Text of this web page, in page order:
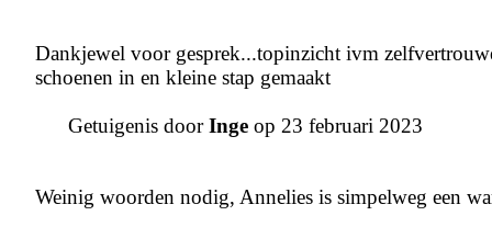
Dankjewel voor gesprek...topinzicht ivm
schoenen in en kleine stap gemaakt
Getuigenis doorInge op 23 februari 2023
Weinig woorden nodig, Annelies is simpelweg een